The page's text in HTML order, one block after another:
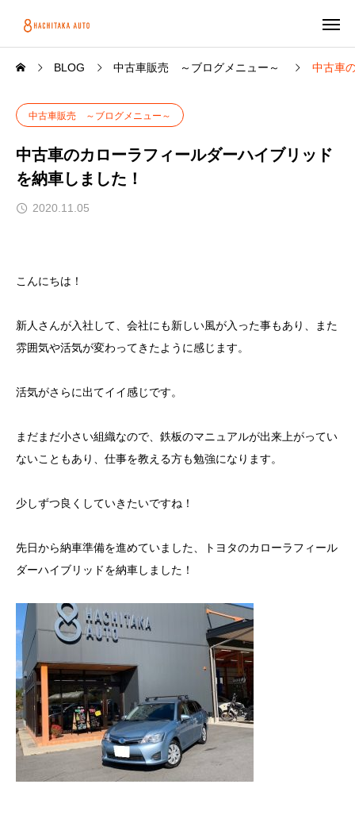
BLOG 中古車販売 ～ブログメニュー～ 中古車
中古車販売 ～ブログメニュー～
中古車のカローラフィールダーハイブリッド
を納車しました！
2020.11.05
こんにちは！
新人さんが入社して、会社にも新しい風が入った事もあり、また
雰囲気や活気が変わってきたように感じます。
活気がさらに出てイイ感じです。
まだまだ小さい組織なので、鉄板のマニュアルが出来上がってい
ないこともあり、仕事を教える方も勉強になります。
少しずつ良くしていきたいですね！
先日から納車準備を進めていました、トヨタのカローラフィール
ダーハイブリッドを納車しました！